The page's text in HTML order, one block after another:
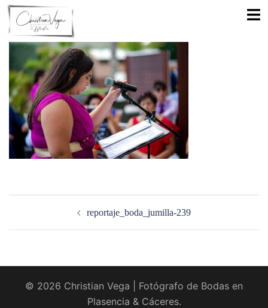
Saltar
contenido
reportaje_boda_jumilla-239
© 2026 Christian Vega | Fotógrafo de Bodas en
Plasencia & Cáceres.